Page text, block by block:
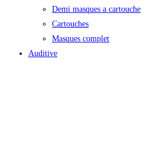
Demi masques a cartouche
Cartouches
Masques complet
Auditive